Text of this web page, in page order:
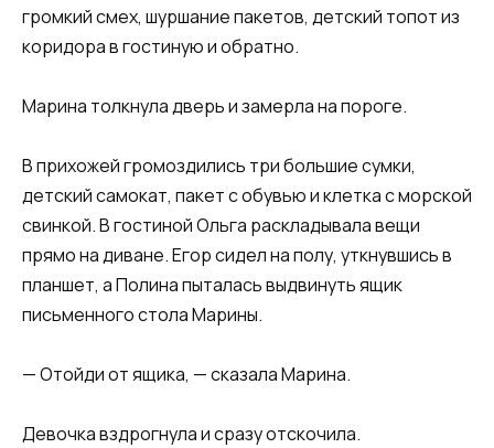
громкий смех, шуршание пакетов, детский топот из
коридора в гостиную и обратно.
Марина толкнула дверь и замерла на пороге.
В прихожей громоздились три большие сумки,
детский самокат, пакет с обувью и клетка с морской
свинкой. В гостиной Ольга раскладывала вещи
прямо на диване. Егор сидел на полу, уткнувшись в
планшет, а Полина пыталась выдвинуть ящик
письменного стола Марины.
— Отойди от ящика, — сказала Марина.
Девочка вздрогнула и сразу отскочила.